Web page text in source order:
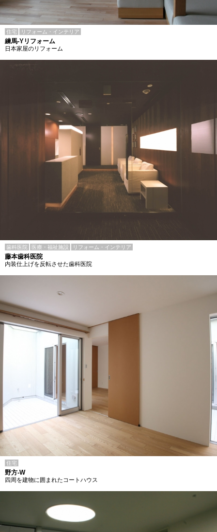
住宅 リフォーム・インテリア
練馬-Yリフォーム
日本家屋のリフォーム
歯科医院 医療・福祉施設 リフォーム・インテリア
藤本歯科医院
内装仕上げを反転させた歯科医院
住宅
野方-W
四周を建物に囲まれたコートハウス